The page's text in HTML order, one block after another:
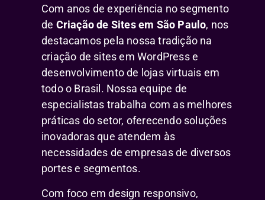
Com anos de experiência no segmento
de Criação de Sites em São Paulo, nos
destacamos pela nossa tradição na
criação de sites em WordPress e
desenvolvimento de lojas virtuais em
todo o Brasil. Nossa equipe de
especialistas trabalha com as melhores
práticas do setor, oferecendo soluções
inovadoras que atendem às
necessidades de empresas de diversos
portes e segmentos.
Com foco em design responsivo,